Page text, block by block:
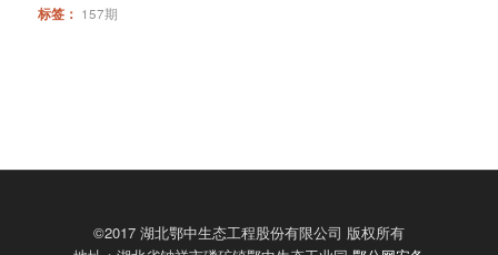
标签： 157期
©2017 湖北鄂中生态工程股份有限公司 版权所有